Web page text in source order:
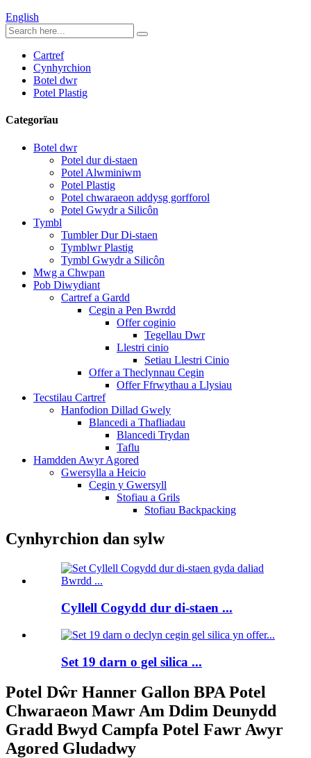
English
Cartref
Cynhyrchion
Botel dwr
Potel Plastig
Categorïau
Botel dwr
Potel dur di-staen
Potel Alwminiwm
Potel Plastig
Potel chwaraeon addysg gorfforol
Potel Gwydr a Silicôn
Tymbl
Tumbler Dur Di-staen
Tymblwr Plastig
Tymbl Gwydr a Silicôn
Mwg a Chwpan
Pob Diwydiant
Cartref a Gardd
Cegin a Pen Bwrdd
Offer coginio
Tegellau Dwr
Llestri cinio
Setiau Llestri Cinio
Offer a Theclynnau Cegin
Offer Ffrwythau a Llysiau
Tecstilau Cartref
Hanfodion Dillad Gwely
Blancedi a Thafliadau
Blancedi Trydan
Taflu
Hamdden Awyr Agored
Gwersylla a Heicio
Cegin y Gwersyll
Stofiau a Grils
Stofiau Backpacking
Cynhyrchion dan sylw
Cyllell Cogydd dur di-staen ...
Set 19 darn o gel silica ...
Potel Dŵr Hanner Gallon BPA Potel
Chwaraeon Mawr Am Ddim Deunydd
Gradd Bwyd Campfa Potel Fawr Awyr
Agored Gludadwy